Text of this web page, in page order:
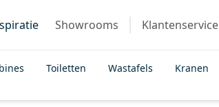
Showrooms Klantenservice
Toiletten Wastafels Kranen